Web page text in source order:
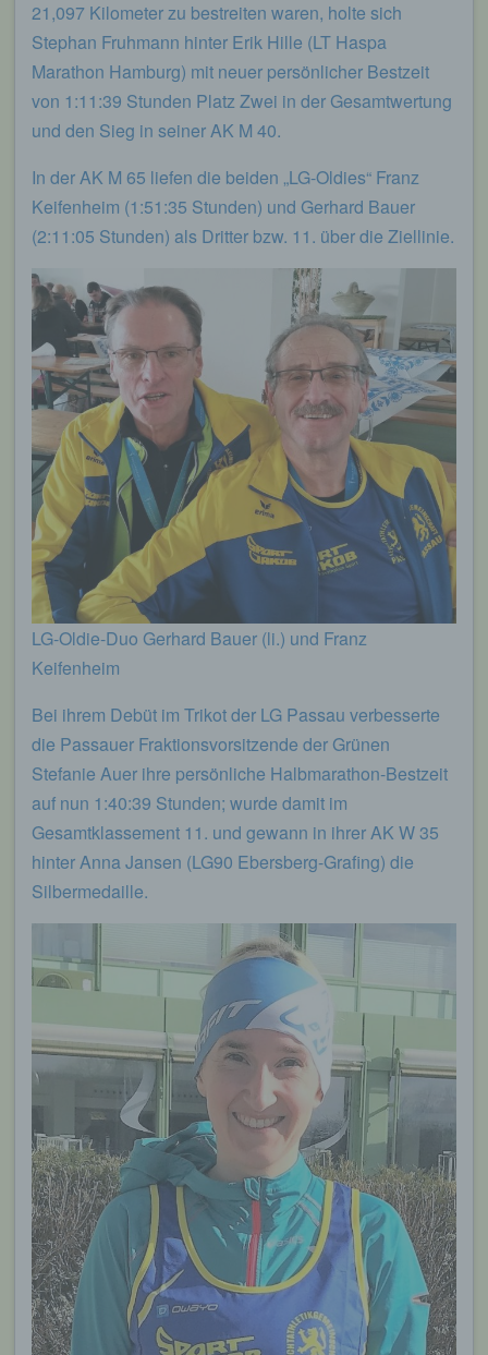
21,097 Kilometer zu bestreiten waren, holte sich
Stephan Fruhmann hinter Erik Hille (LT Haspa
Marathon Hamburg) mit neuer persönlicher Bestzeit
von 1:11:39 Stunden Platz Zwei in der Gesamtwertung
und den Sieg in seiner AK M 40.
In der AK M 65 liefen die beiden „LG-Oldies“ Franz
Keifenheim (1:51:35 Stunden) und Gerhard Bauer
(2:11:05 Stunden) als Dritter bzw. 11. über die Ziellinie.
LG-Oldie-Duo Gerhard Bauer (li.) und Franz
Keifenheim
Bei ihrem Debüt im Trikot der LG Passau verbesserte
die Passauer Fraktionsvorsitzende der Grünen
Stefanie Auer ihre persönliche Halbmarathon-Bestzeit
auf nun 1:40:39 Stunden; wurde damit im
Gesamtklassement 11. und gewann in ihrer AK W 35
hinter Anna Jansen (LG90 Ebersberg-Grafing) die
Silbermedaille.
von welcher ein zugreifendes System auf unsere
Internetseite gelangt (sogenannte Referrer), (4) die
Unterwebseiten, welche über ein zugreifendes
System auf unserer Internetseite angesteuert
werden, (5) das Datum und die Uhrzeit eines
Zugriffs auf die Internetseite, (6) eine Internet-
Protokoll-Adresse (IP-Adresse), (7) der Internet-
Service-Provider des zugreifenden Systems und
der Gefahrenabwehr im Falle von Angriffen auf
unsere informationstechnologischen Systeme
Informationen ziehen wird keine Rückschlüsse auf
die betroffene Person. Diese Informationen werden
vielmehr benötigt, um (1) die Inhalte unserer
Internetseite korrekt auszuliefern, (2) die Inhalte
unserer Internetseite sowie die Werbung für diese
zu optimieren, (3) die dauerhafte
Funktionsfähigkeit unserer
informationstechnologischen Systeme und der
Technik unserer Internetseite zu gewährleisten
sowie (4) um Strafverfolgungsbehörden im Falle
eines Cyberangriffes die zur Strafverfolgung
notwendigen Informationen bereitzustellen. Diese
anonym erhobenen Daten und Informationen
werden durch uns daher einerseits statistisch und
ferner mit dem Ziel ausgewertet, den Datenschutz
und die Datensicherheit in unserem Unternehmen
zu erhöhen, um letztlich ein optimales
Schutzniveau für die von uns verarbeiteten
personenbezogenen Daten sicherzustellen. Die
getrennt von allen durch eine betroffene Person
angegebenen personenbezogenen Daten
Registrierung auf unserer Internetseite
Die betroffene Person hat die Möglichkeit, sich auf
der Internetseite des für die Verarbeitung
Verantwortlichen unter Angabe von
Welche personenbezogenen Daten dabei an den
für die Verarbeitung Verantwortlichen übermittelt
werden, ergibt sich aus der jeweiligen
Eingabemaske, die für die Registrierung
verwendet wird. Die von der betroffenen Person
eingegebenen personenbezogenen Daten werden
ausschließlich für die interne Verwendung bei dem
für die Verarbeitung Verantwortlichen und für
eigene Zwecke erhoben und gespeichert. Der für
die Verarbeitung Verantwortliche kann die
Weitergabe an einen oder mehrere
Auftragsverarbeiter, beispielsweise einen
Paketdienstleister, veranlassen, der die
personenbezogenen Daten ebenfalls
ausschließlich für eine interne Verwendung, die
dem für die Verarbeitung Verantwortlichen
zuzurechnen ist, nutzt.
Durch eine Registrierung auf der Internetseite des
für die Verarbeitung Verantwortlichen wird ferner
die vom Internet-Service-Provider (ISP) der
betroffenen Person vergebene IP-Adresse, das